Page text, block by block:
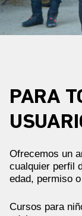
PARA
Ofrecemos un
cualquier perfil
edad, permiso
Cursos para